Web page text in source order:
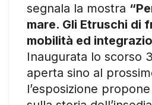
segnala la mostra
mare. Gli Etruschi di
mobilità ed
Inaugurata lo scorso
aperta sino al
l’esposizione